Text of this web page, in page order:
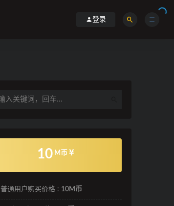
登录
10 M币
普通用户购买价格 : 10M币